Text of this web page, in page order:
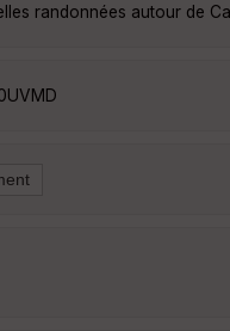
randonnées autour de